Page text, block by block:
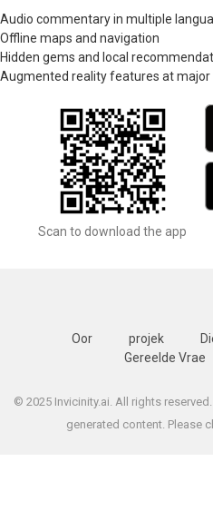
Audio commentary in multiple
Offline maps and navigation
Hidden gems and local
Augmented reality features at major
Scan to download the app
Oor projek
Gereelde Vrae
© 2025 Invicinity.ai. All rights
generated content. Please